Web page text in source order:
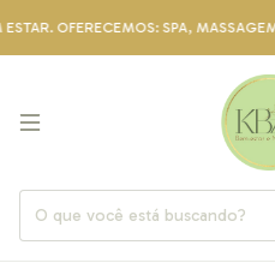
OFERECEMOS: SPA, MASSAGEM,